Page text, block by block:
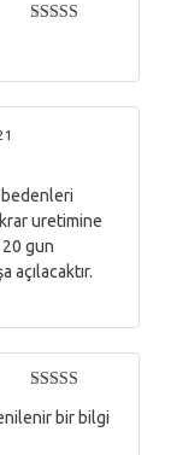
uretimine
20 gun
açılacaktır.
üzerinden
bir bilgi